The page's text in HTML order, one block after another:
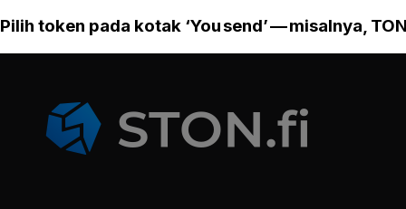
Pilih token pada kotak ‘You send’ — misalnya,